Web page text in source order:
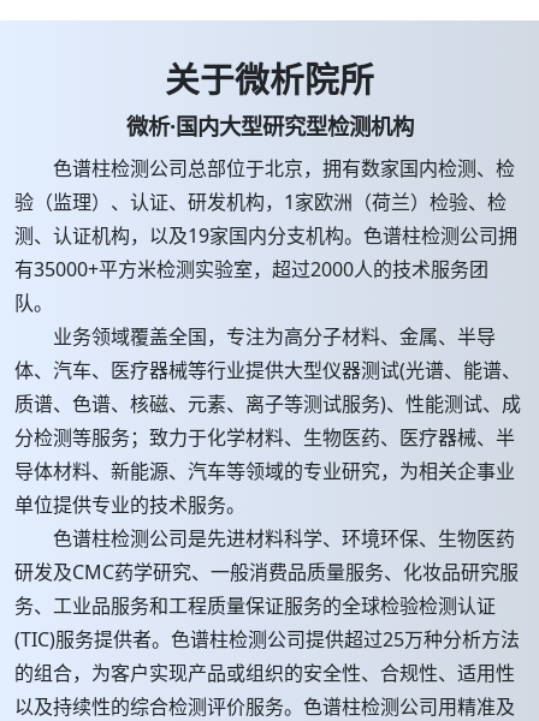
关于微析院所
微析·国内大型研究型检测机构
色谱柱检测公司总部位于北京，拥有数家国内检测、检
验（监理）、认证、研发机构，1家欧洲（荷兰）检验、检
测、认证机构，以及19家国内分支机构。色谱柱检测公司拥
有35000+平方米检测实验室，超过2000人的技术服务团
队。
业务领域覆盖全国，专注为高分子材料、金属、半导
体、汽车、医疗器械等行业提供大型仪器测试(光谱、能谱、
质谱、色谱、核磁、元素、离子等测试服务)、性能测试、成
分检测等服务；致力于化学材料、生物医药、医疗器械、半
导体材料、新能源、汽车等领域的专业研究，为相关企事业
单位提供专业的技术服务。
色谱柱检测公司是先进材料科学、环境环保、生物医药
研发及CMC药学研究、一般消费品质量服务、化妆品研究服
务、工业品服务和工程质量保证服务的全球检验检测认证
(TIC)服务提供者。色谱柱检测公司提供超过25万种分析方法
的组合，为客户实现产品或组织的安全性、合规性、适用性
以及持续性的综合检测评价服务。色谱柱检测公司用精准及